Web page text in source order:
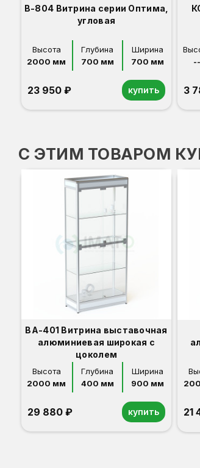
В-804 Витрина серии Оптима,
угловая
Высота
2000 мм
Глубина
700 мм
Ширина
700 мм
23 950 ₽ купить
--
3
С ЭТИМ ТОВАРОМ
ВА-401 Витрина выставочная
алюминиевая широкая с
цоколем
Высота
2000 мм
Глубина
400 мм
Ширина
900 мм
29 880 ₽ купить 21